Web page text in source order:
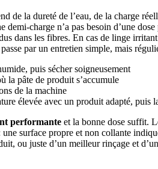
de la dureté de l’eau, de la charge
demi-charge n’a pas besoin d’une
dans les fibres. En cas de linge
par un entretien simple, mais
puis sécher soigneusement
la pâte de produit s’accumule
de la machine
élevée avec un produit adapté, puis
performante et la bonne dose suffit.
surface propre et non collante
ou juste d’un meilleur rinçage et